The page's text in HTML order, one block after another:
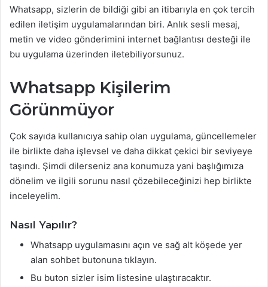
Whatsapp, sizlerin de bildiği gibi an itibarıyla en çok tercih
edilen iletişim uygulamalarından biri. Anlık sesli mesaj,
metin ve video gönderimini internet bağlantısı desteği ile
bu uygulama üzerinden iletebiliyorsunuz.
Whatsapp Kişilerim
Görünmüyor
Çok sayıda kullanıcıya sahip olan uygulama, güncellemeler
ile birlikte daha işlevsel ve daha dikkat çekici bir seviyeye
taşındı. Şimdi dilerseniz ana konumuza yani başlığımıza
dönelim ve ilgili sorunu nasıl çözebileceğinizi hep birlikte
inceleyelim.
Nasıl Yapılır?
Whatsapp uygulamasını açın ve sağ alt köşede yer
alan sohbet butonuna tıklayın.
Bu buton sizler isim listesine ulaştıracaktır.